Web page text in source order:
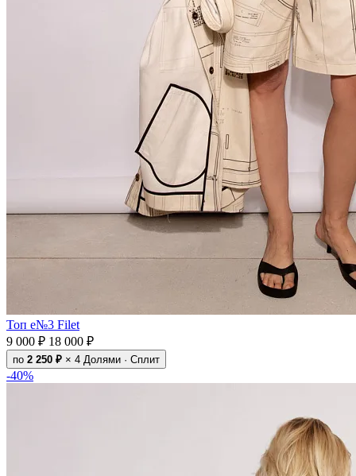
Топ e№3 Filet
9 000 ₽ 18 000 ₽
по 2 250 ₽ × 4 Долями · Сплит
-40%